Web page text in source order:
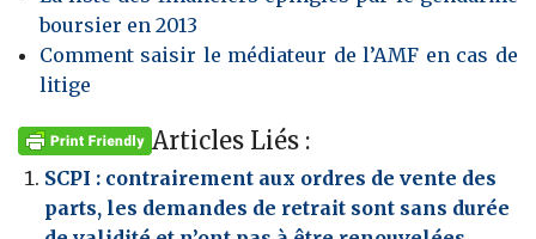
boursier en 2013
Comment saisir le médiateur de l’AMF en cas de
litige
Articles Liés :
SCPI : contrairement aux ordres de vente des
parts, les demandes de retrait sont sans durée